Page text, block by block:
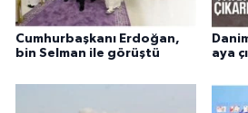
Cumhurbaşkanı Erdoğan,
bin Selman ile görüştü
aya